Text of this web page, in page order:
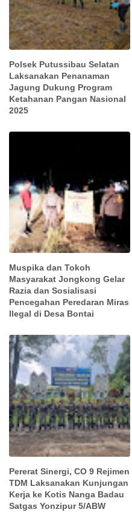
Polsek Putussibau Selatan
Laksanakan Penanaman
Jagung Dukung Program
Ketahanan Pangan Nasional
2025
Muspika dan Tokoh
Masyarakat Jongkong Gelar
Razia dan Sosialisasi
Pencegahan Peredaran Miras
Ilegal di Desa Bontai
Pererat Sinergi, CO 9 Rejimen
TDM Laksanakan Kunjungan
Kerja ke Kotis Nanga Badau
Satgas Yonzipur 5/ABW